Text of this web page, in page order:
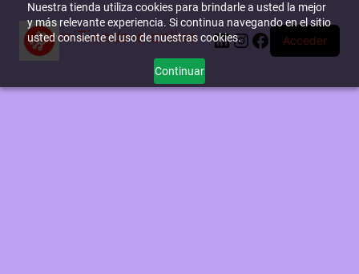
Nuestra tienda utiliza cookies para brindarle a usted la mejor
y más relevante experiencia. Si continua navegando en el sitio
usted consiente el uso de nuestras cookies.
Continuar
miTienda-e.online LinkedIn
Instagram
Facebook
Acceder